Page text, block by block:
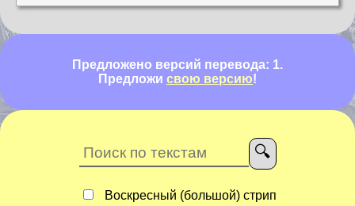
Предложено версий перевода: 1.
Предложи свою версию!
Воскресный (большой) стрип